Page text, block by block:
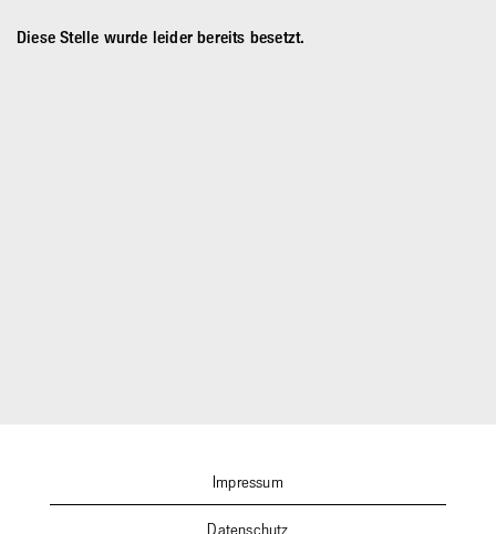
Diese Stelle wurde leider bereits besetzt.
Impressum
Datenschutz